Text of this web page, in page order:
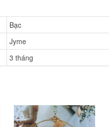
Bạc
Jyme
3 tháng